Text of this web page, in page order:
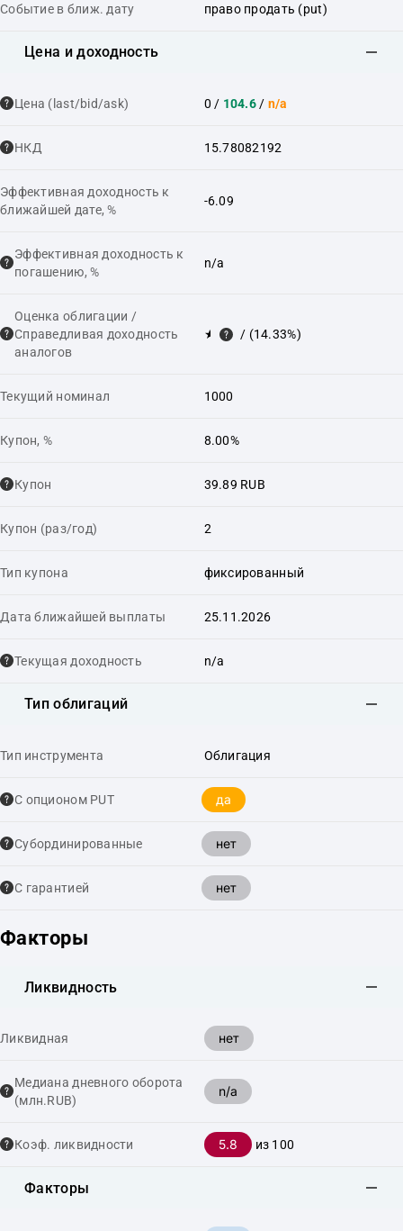
Событие в ближ. дату право продать (put)
Цена и доходность
Цена (last/bid/ask) 0 / 104.6 / n/a
НКД 15.78082192
Эффективная доходность к
ближайшей дате, %
-6.09
Эффективная доходность к
погашению, %
n/a
Оценка облигации /
Справедливая доходность
аналогов
★ / (14.33%)
Текущий номинал 1000
Купон, % 8.00%
Купон 39.89 RUB
Купон (раз/год) 2
Тип купона фиксированный
Дата ближайшей выплаты 25.11.2026
Текущая доходность n/a
Тип облигаций
Тип инструмента Облигация
С опционом PUT да
Cубординированные нет
С гарантией нет
Факторы
Ликвидность
Ликвидная нет
Медиана дневного оборота
(млн.RUB)
n/a
Коэф. ликвидности 5.8 из 100
Факторы